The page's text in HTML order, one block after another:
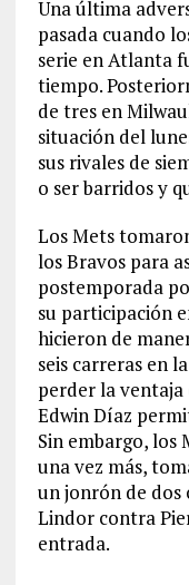
Una última
pasada cuando
serie en Atlanta
tiempo.
de tres en
situación del
sus rivales de
o ser barridos y
Los Mets
los Bravos para
postemporada
su participación
hicieron de
seis carreras en
perder la
Edwin Díaz
Sin embargo, los
una vez más,
un jonrón de dos
Lindor contra
entrada.